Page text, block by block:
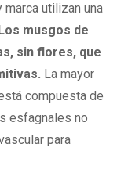
marca utilizan una
musgos de
sin flores, que
La mayor
compuesta de
esfagnales no
para